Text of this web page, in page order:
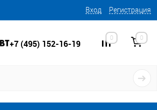
Вход Регистрация
+7 (495) 152-16-19
0 0